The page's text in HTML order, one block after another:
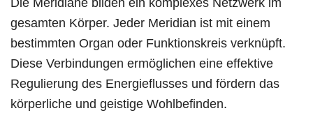
gesamten Körper. Jeder Meridian ist mit einem
bestimmten Organ oder Funktionskreis verknüpft.
Diese Verbindungen ermöglichen eine effektive
Regulierung des Energieflusses und fördern das
körperliche und geistige Wohlbefinden.